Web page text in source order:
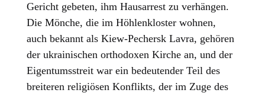
Gericht gebeten, ihm Hausarrest zu verhängen.
Die Mönche, die im Höhlenkloster wohnen,
auch bekannt als Kiew-Pechersk Lavra, gehören
der ukrainischen orthodoxen Kirche an, und der
Eigentumsstreit war ein bedeutender Teil des
breiteren religiösen Konflikts, der im Zuge des